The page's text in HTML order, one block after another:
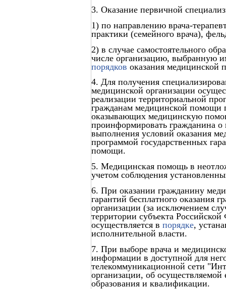
3. Оказание первичной
1) по направлению врача-
практики (семейного врача),
2) в случае самостоятельного
числе организацию, выбранную
порядков оказания медицинской
4. Для получения
медицинской организации
реализации территориальной
гражданам медицинской помощи
оказывающих медицинскую
проинформировать гражданина
выполнения условий оказания
программой государственных
помощи.
5. Медицинская помощь в
учетом соблюдения
6. При оказании гражданину
гарантий бесплатного
организации (за исключением
территории субъекта
осуществляется в порядке,
исполнительной власти.
7. При выборе врача и
информации в доступной для
телекоммуникационной сети
организации, об
образования и квалификации.